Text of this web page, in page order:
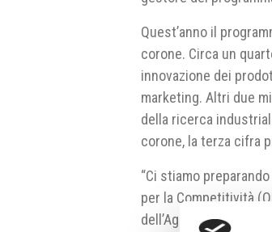
Quest’anno il
corone. Circa un
innovazione dei
marketing. Altri due
della ricerca
corone, la terza cifra
“Ci stiamo
per la Competitività
dell’Agenzia per le